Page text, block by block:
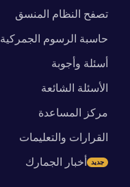
تصفح النظام المنسق
حاسبة الرسوم الجمركية
أسئلة وأجوبة
الأسئلة الشائعة
مركز المساعدة
القرارات والتعليمات
أخبار الجمارك جديد